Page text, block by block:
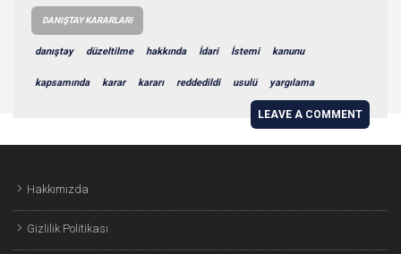
DANIŞTAY KARARLARI
danıştay düzeltilme hakkında İdari İstemi kanunu
kapsamında karar kararı reddedildi usulü yargılama
LEAVE A COMMENT
Hakkımızda
Gizlilik Politikası